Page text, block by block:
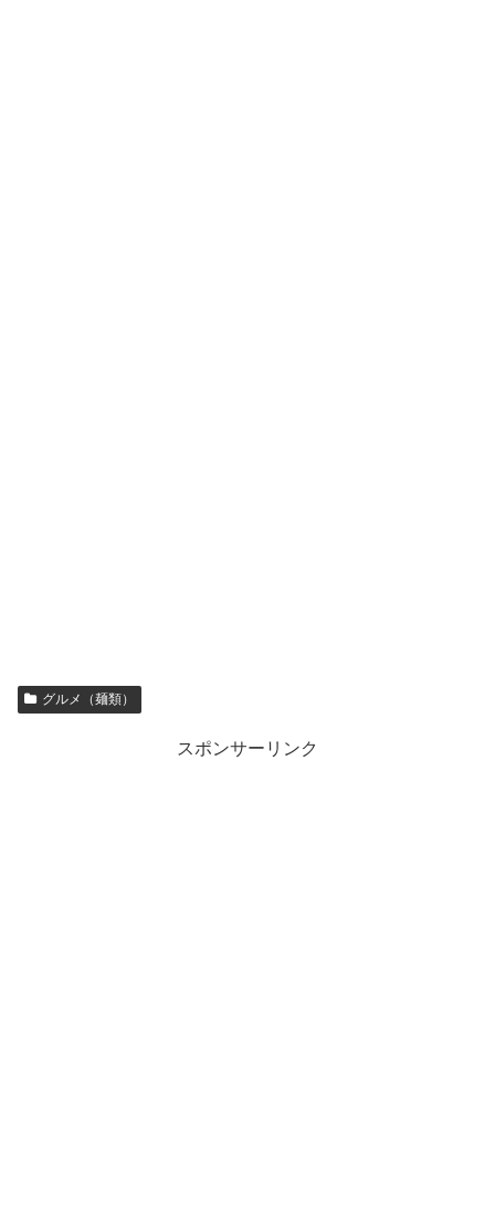
グルメ（麺類）
スポンサーリンク